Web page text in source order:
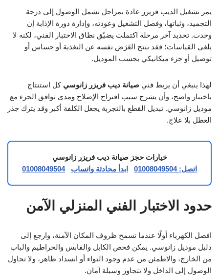
يمر تشغيل الديب فريزر عادة بمراحل تشمل الوصول إلى درجة
التجميد، وثباتها، وفصل التشغيل وعودته، وإدارة دورة الإذابة إن
وجدت. تحديد آخر مرحلة اكتملت يضيّق نطاق الاختبار الفني، لكنه لا
يلغي القياسات؛ فقد ينتج العَرَض نفسه عن التغذية أو حساس أو
توصيل أو جزء ميكانيكي بحسب الموديل.
لهذا ينبغي أن يربط فني صيانة ديب فريزر زانوسي كل استنتاج
باختبار واضح، وأن يشرح سبب اقتراح الإصلاح ومدى توافق الجزء مع
موديل زانوسي. تبديل القطع بالتجربة يجعل الكلفة أكبر وقد يترك جذر
العطل بلا علاج.
خيارات حجز صيانة ديب فريزر زانوسي
اتصل: 01008049504
ابدأ محادثة واتساب 01008049504
حدود الاختبار الفني المنزلي الآمن
افصل الكهرباء أولًا عندما تسمح ظروف المكان الآمنة، وارجع إلى
دليل موديل زانوسي. يمكن فحص الكابل والقابس والخراطيم والباب
من الخارج، والاطمئن من عدم وجود التواء أو انسداد ظاهر، ولا تحاول
الوصول إلى الداخل ولا تتجاوز وسيلة أمان.